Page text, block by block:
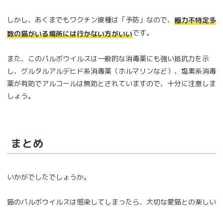
しかし、あくまでもワクチン接種は「予防」なので、 極力不特定多
数の猫がいる場所には行かない方がいいです。
また、このパルボウイルスは一般的な消毒薬にも強い抵抗力を示
し、グルタルアルデヒド系消毒薬（ホルマリンなど）、塩素系消毒
薬が有効でアルコールは無効とされていますので、十分に注意しま
しょう。
まとめ
いかがでしたでしょうか。
猫のパルボウイルスは感染してしまったら、大切な愛猫との楽しい